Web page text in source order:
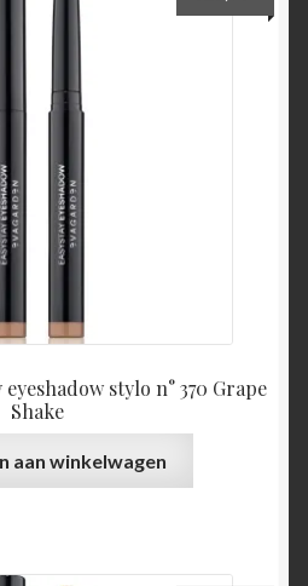
stylo n° 370 Grape
Shake
aan winkelwagen